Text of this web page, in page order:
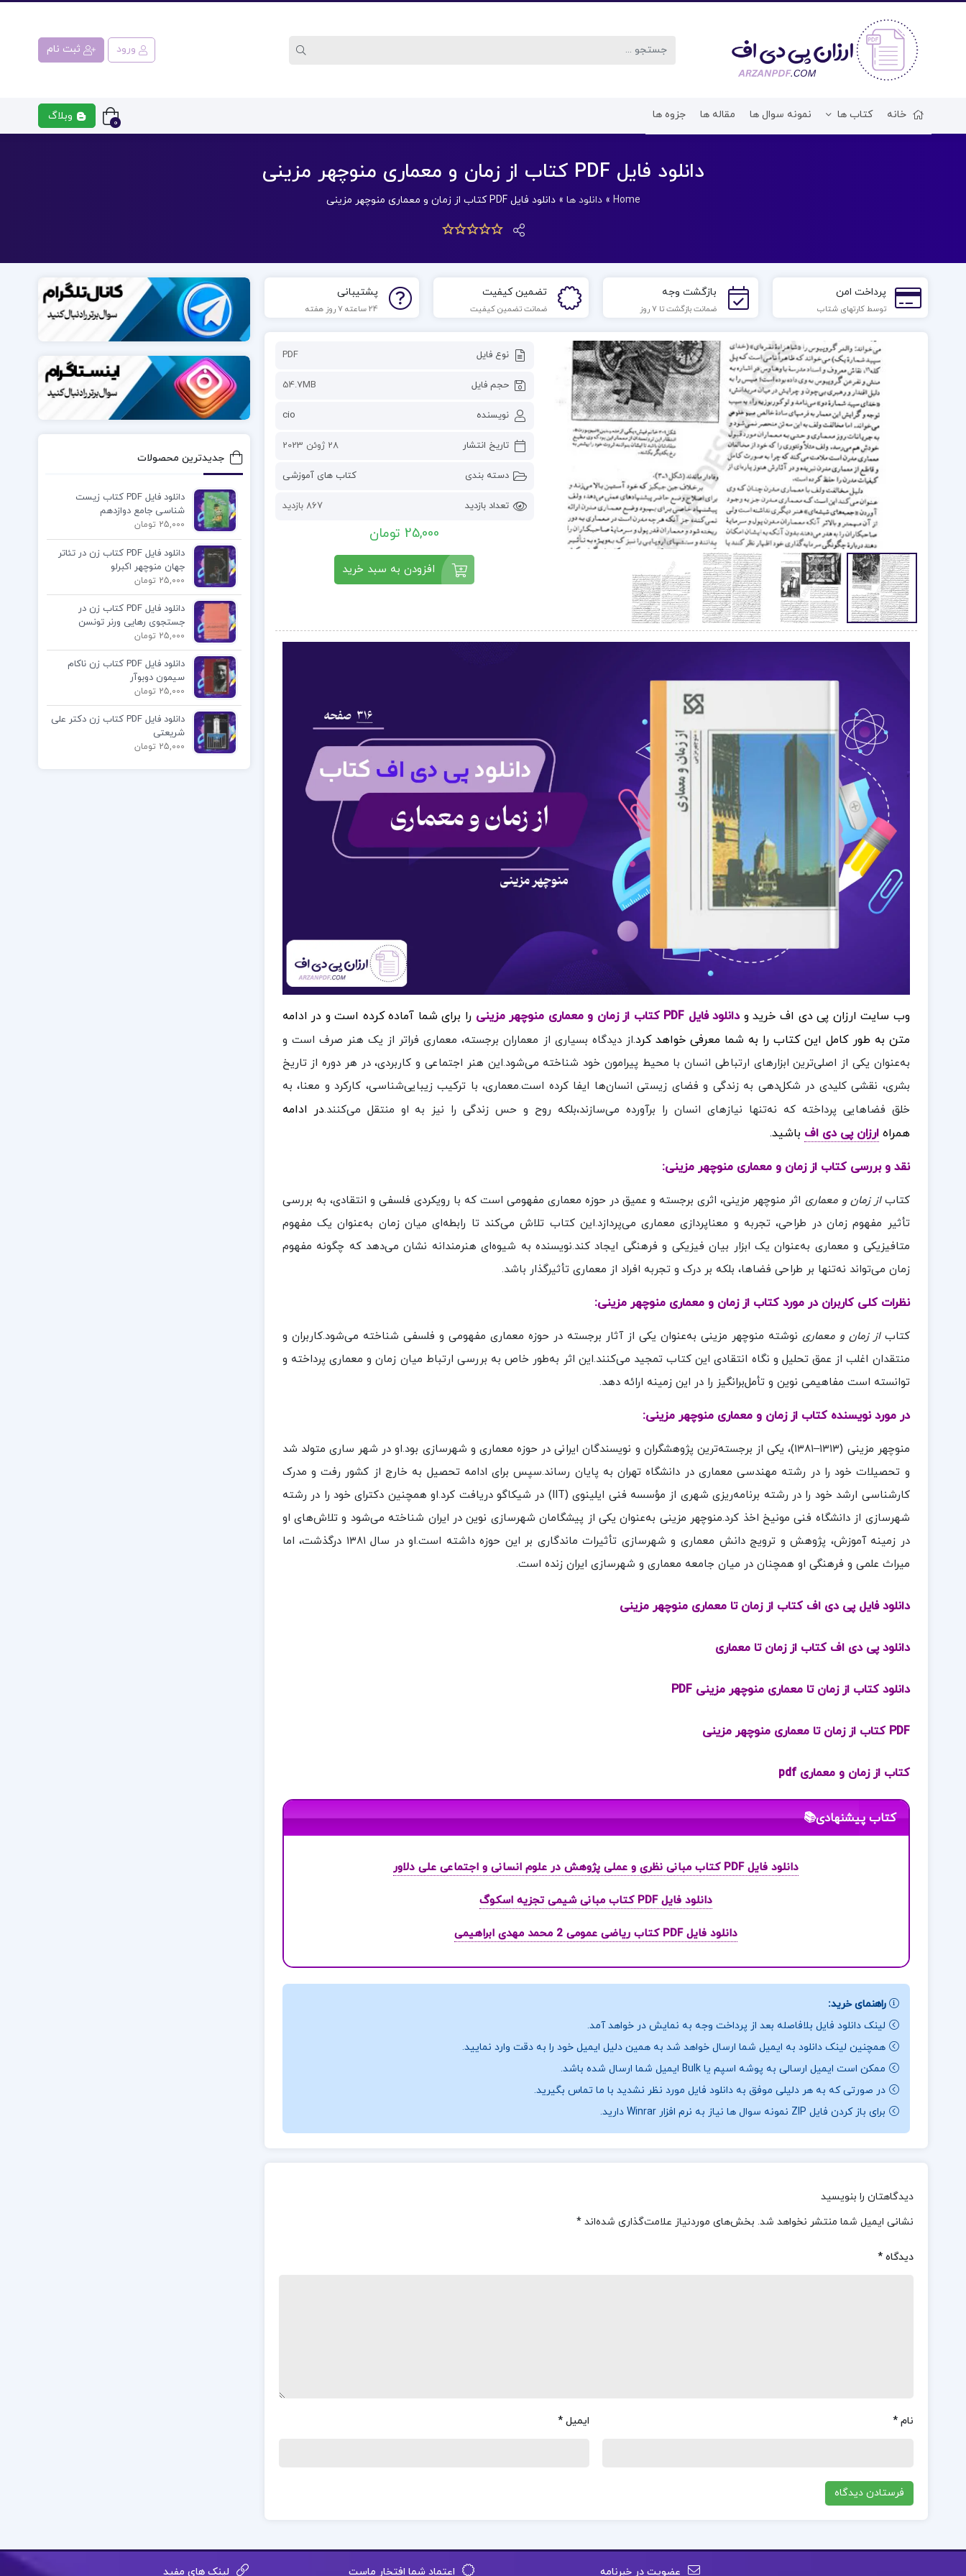
ورود ثبت نام
خانه کتاب ها نمونه سوال ها مقاله ها جزوه ها
0 وبلاگ
دانلود فایل PDF کتاب از زمان و معماری منوچهر مزینی
Home
»دانلود ها »دانلود فایل PDF کتاب از زمان و معماری منوچهر مزینی
پرداخت امن
توسط کارتهای شتاب
بازگشت وجه
ضمانت بازگشت تا 7 روز
تضمین کیفیت
ضمانت تضمین کیفیت
پشتیبانی
24 ساعته 7 روز هفته
نوع فایل PDF
حجم فایل 54.7MB
نویسنده cio
تاریخ انتشار 28 ژوئن 2023
دسته بندی کتاب های آموزشی
تعداد بازدید 867 بازدید
25,000 تومان
افزودن به سبد خرید
وب سایت ارزان پی دی اف خرید ودانلود فایل PDF کتاب از زمان و معماری منوچهر مزینی
را برای شما آماده کرده است و در ادامه
متن به طور کامل این کتاب را به شما معرفی خواهد کرد.از دیدگاه بسیاری از معماران برجسته، معماری فراتر از یک هنر صرف است و
به‌عنوان یکی از اصلی‌ترین ابزارهای ارتباطی انسان با محیط پیرامون خود شناخته می‌شود.این هنر اجتماعی و کاربردی، در هر دوره از تاریخ
بشری، نقشی کلیدی در شکل‌دهی به زندگی و فضای زیستی انسان‌ها ایفا کرده است.معماری، با ترکیب زیبایی‌شناسی، کارکرد و معنا، به
خلق فضاهایی پرداخته که نه‌تنها نیازهای انسان را برآورده می‌سازند،بلکه روح و حس زندگی را نیز به او منتقل می‌کنند.در ادامه
همراهارزان پی دی اف باشید.
نقد و بررسی کتاب از زمان و معماری منوچهر مزینی:
کتاباز زمان و معماری اثر منوچهر مزینی، اثری برجسته و عمیق در حوزه معماری مفهومی است که با رویکردی فلسفی و انتقادی، به بررسی
تأثیر مفهوم زمان در طراحی، تجربه و معناپردازی معماری می‌پردازد.این کتاب تلاش می‌کند تا رابطه‌ای میان زمان به‌عنوان یک مفهوم
متافیزیکی و معماری به‌عنوان یک ابزار بیان فیزیکی و فرهنگی ایجاد کند.نویسنده به شیوه‌ای هنرمندانه نشان می‌دهد که چگونه مفهوم
زمان می‌تواند نه‌تنها بر طراحی فضاها، بلکه بر درک و تجربه افراد از معماری تأثیرگذار باشد.
نظرات کلی کاربران در مورد کتاب از زمان و معماری منوچهر مزینی:
کتاباز زمان و معماری نوشته منوچهر مزینی به‌عنوان یکی از آثار برجسته در حوزه معماری مفهومی و فلسفی شناخته می‌شود.کاربران و
منتقدان اغلب از عمق تحلیل و نگاه انتقادی این کتاب تمجید می‌کنند.این اثر به‌طور خاص به بررسی ارتباط میان زمان و معماری پرداخته و
توانسته است مفاهیمی نوین و تأمل‌برانگیز را در این زمینه ارائه دهد.
در مورد نویسنده کتاب از زمان و معماری منوچهر مزینی:
منوچهر مزینی (۱۳۱۳–۱۳۸۱)، یکی از برجسته‌ترین پژوهشگران و نویسندگان ایرانی در حوزه معماری و شهرسازی بود.او در شهر ساری متولد شد
و تحصیلات خود را در رشته مهندسی معماری در دانشگاه تهران به پایان رساند.سپس برای ادامه تحصیل به خارج از کشور رفت و مدرک
کارشناسی ارشد خود را در رشته برنامه‌ریزی شهری از مؤسسه فنی ایلینوی (IIT) در شیکاگو دریافت کرد.او همچنین دکترای خود را در رشته
شهرسازی از دانشگاه فنی مونیخ اخذ کرد.منوچهر مزینی به‌عنوان یکی از پیشگامان شهرسازی نوین در ایران شناخته می‌شود و تلاش‌های او
در زمینه آموزش، پژوهش و ترویج دانش معماری و شهرسازی تأثیرات ماندگاری بر این حوزه داشته است.او در سال ۱۳۸۱ درگذشت، اما
میراث علمی و فرهنگی او همچنان در میان جامعه معماری و شهرسازی ایران زنده است.
دانلود فایل پی دی اف کتاب از زمان تا معماری منوچهر مزینی
دانلود پی دی اف کتاب از زمان تا معماری
دانلود کتاب از زمان تا معماری منوچهر مزینی PDF
PDF کتاب از زمان تا معماری منوچهر مزینی
کتاب از زمان و معماری pdf
کتاب پیشنهادی📚
دانلود فایل PDF کتاب مبانی نظری و عملی پژوهش در علوم انسانی و اجتماعی علی دلاور
دانلود فایل PDF کتاب مبانی شیمی تجزیه اسکوگ
دانلود فایل PDF کتاب ریاضی عمومی 2 محمد مهدی ابراهیمی
راهنمای خرید:
لینک دانلود فایل بلافاصله بعد از پرداخت وجه به نمایش در خواهد آمد.
همچنین لینک دانلود به ایمیل شما ارسال خواهد شد به همین دلیل ایمیل خود را به دقت وارد نمایید.
ممکن است ایمیل ارسالی به پوشه اسپم یا Bulk ایمیل شما ارسال شده باشد.
در صورتی که به هر دلیلی موفق به دانلود فایل مورد نظر نشدید با ما تماس بگیرید.
برای باز کردن فایل ZIP نمونه سوال ها نیاز به نرم افزار Winrar دارید.
دیدگاهتان را بنویسید
نشانی ایمیل شما منتشر نخواهد شد. بخش‌های موردنیاز علامت‌گذاری شده‌اند*
دیدگاه*
نام* ایمیل *
جدیدترین محصولات
دانلود فایل PDF کتاب زیست
شناسی جامع دوازدهم
25,000 تومان
دانلود فایل PDF کتاب زن در تئاتر
جهان منوچهر اکبرلو
25,000 تومان
دانلود فایل PDF کتاب زن در
جستجوی رهایی ورنر تونسن
25,000 تومان
دانلود فایل PDF کتاب زن ناکام
سیمون دوبوآر
25,000 تومان
دانلود فایل PDF کتاب زن دکتر علی
شریعتی
25,000 تومان
عضویت در خبرنامه اعتماد شما افتخار ماست لینک های مفید